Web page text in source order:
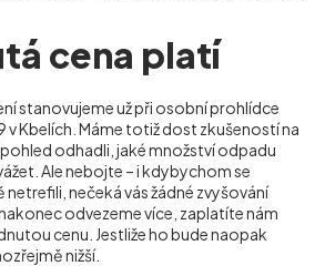
cena platí
stanovujeme už při osobní prohlídce
v Kbelích. Máme totiž dost zkušeností na
odhadli, jaké množství odpadu
Ale nebojte – i kdybychom se
nečeká vás žádné zvyšování
odvezeme více, zaplatíte nám
cenu. Jestliže ho bude naopak
nižší.